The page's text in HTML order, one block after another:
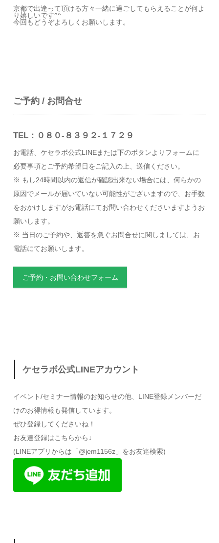
京都で出逢って頂ける方々一緒に過ごしてもらえることが何よ
り嬉しいです^^
今回もどうぞよろしくお願いします。
ご予約 / お問合せ
TEL：０８０-８３９２-１７２９
お電話、ケセラボ公式LINEまたは下のボタンよりフォームに
必要事項とご予約希望日をご記入の上、送信ください。
※ もし24時間以内の返信が確認出来ない場合には、何らかの
原因でメールが届いていない可能性がございますので、お手数
をおかけしますがお電話にてお問い合わせくださいますようお
願いします。
※ 当日のご予約や、返答を急ぐお問合せに関しましては、お
電話にてお願いします。
ご予約・お問い合わせフォーム
ケセラボ公式LINEアカウント
イベント/セミナー情報のお知らせの他、LINE登録メンバーだ
けのお得情報も発信しています。
ぜひ登録してくださいね！
お友達登録はこちらから↓
(LINEアプリからは「@jem1156z」をお友達検索)